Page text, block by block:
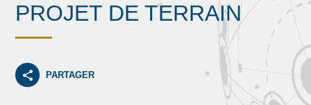
PROJET DE TERRAIN
PARTAGER